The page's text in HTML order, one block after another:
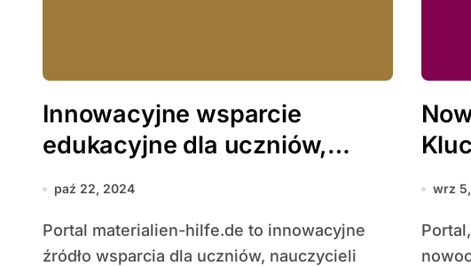
Innowacyjne wsparcie
edukacyjne dla uczniów,
nauczycieli i rodziców
paź 22, 2024
Portal materialien-hilfe.de to innowacyjne
źródło wsparcia dla uczniów, nauczycieli
wrz
Portal, który stanowi kompendium wiedzy o